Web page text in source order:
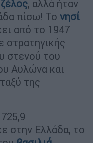
, αλλά ήταν
πίσω! Το νησί
από το 1947
στρατηγικής
στενού του
Αυλώνα και
της
στην Ελλάδα, το